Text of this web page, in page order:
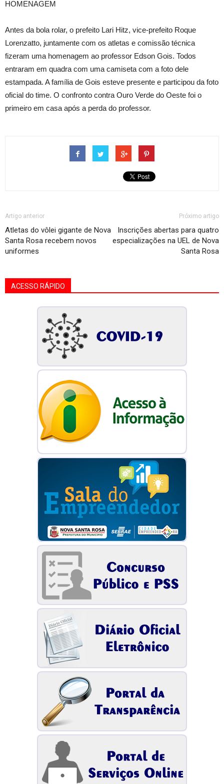
HOMENAGEM
Antes da bola rolar, o prefeito Lari Hitz, vice-prefeito Roque
Lorenzatto, juntamente com os atletas e comissão técnica
fizeram uma homenagem ao professor Edson Gois. Todos
entraram em quadra com uma camiseta com a foto dele
estampada. A família de Gois esteve presente e participou da foto
oficial do time. O confronto contra Ouro Verde do Oeste foi o
primeiro em casa após a perda do professor.
Artigo anterior
Atletas do vôlei gigante de Nova
Santa Rosa recebem novos
uniformes
Próximo artigo
Inscrições abertas para quatro
especializações na UEL de Nova
Santa Rosa
ACESSO RÁPIDO